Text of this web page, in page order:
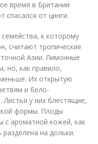
время в Британии
спасался от цинги.
к которому
считают тропические
Азии. Лимонные
но, как правило,
Их открытую
и бело-
у них блестящие,
формы. Плоды
с ароматной кожей, как
на дольки.